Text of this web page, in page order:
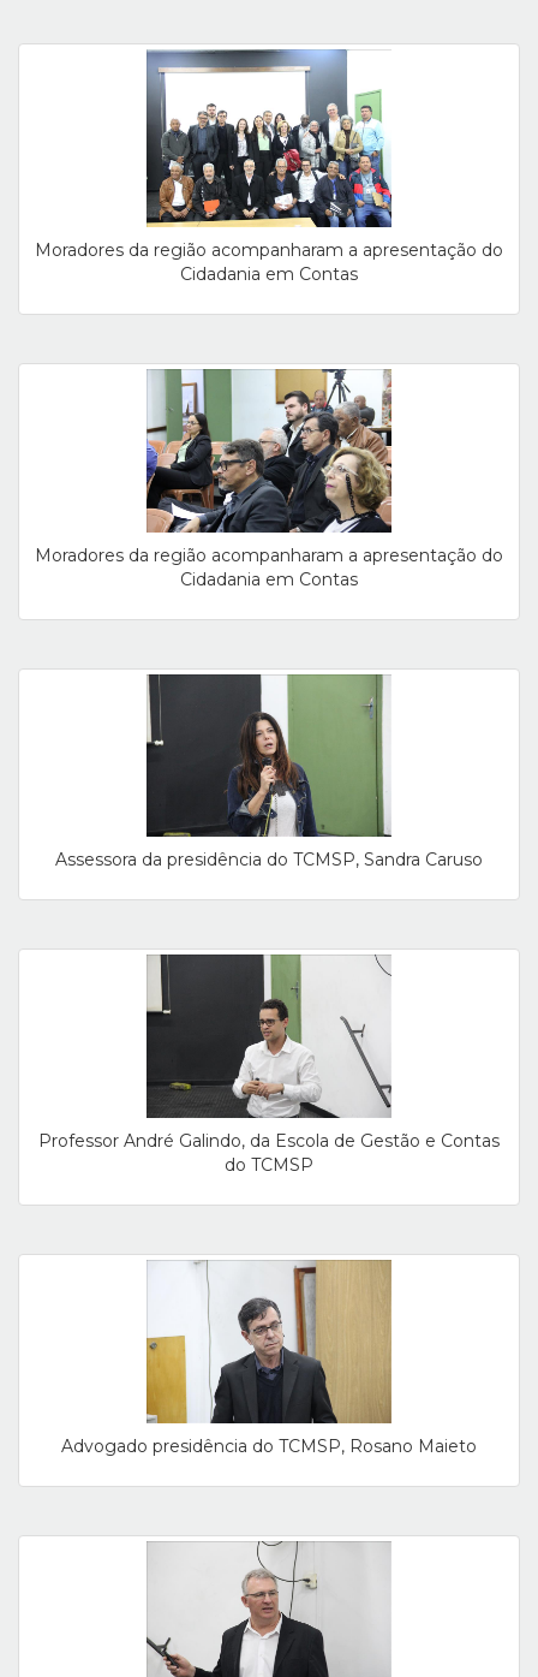
Moradores da região acompanharam a apresentação do
Cidadania em Contas
Moradores da região acompanharam a apresentação do
Cidadania em Contas
Assessora da presidência do TCMSP, Sandra Caruso
Professor André Galindo, da Escola de Gestão e Contas
do TCMSP
Advogado presidência do TCMSP, Rosano Maieto